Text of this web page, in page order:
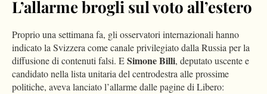
L’allarme brogli sul voto all’estero
Proprio una settimana fa, gli osservatori internazionali hanno
indicato la Svizzera come canale privilegiato dalla Russia per la
diffusione di contenuti falsi. ESimone Billi, deputato uscente e
candidato nella lista unitaria del centrodestra alle prossime
politiche, aveva lanciato l’allarme dalle pagine di Libero: